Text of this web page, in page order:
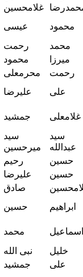
غلامحسین
عیسی محمود
رحمت محمد
محمود میرزا
محرمعلی رحمت
علیرضا علی
جمشید غلامعلی
سید
میرحسین
سید
عبدالله
رحیم حسین
علیرضا حسین
صادق
حسین ابراهیم
محمد اسماعیل
نبی الله خلیل
جمشید علی